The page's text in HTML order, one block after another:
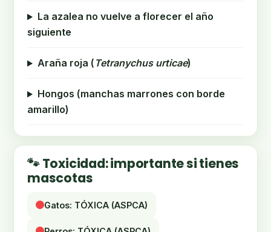
La azalea no vuelve a florecer el año
siguiente
Araña roja ( Tetranychus urticae)
Hongos (manchas marrones con borde
amarillo)
🐾 Toxicidad: importante si tienes
mascotas
Gatos: TÓXICA (ASPCA)